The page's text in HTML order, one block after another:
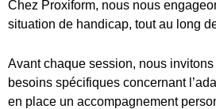
Chez Proxiform, nous nous
situation de handicap, tout au long
Avant chaque session, nous
besoins spécifiques concernant
en place un accompagnement